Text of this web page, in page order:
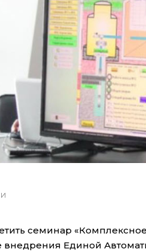
семинар
внедрения Единой